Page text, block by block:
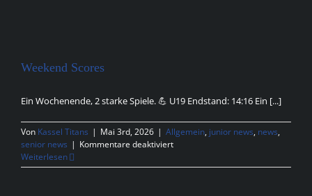
Weekend Scores
Ein Wochenende, 2 starke Spiele. 💪 U19 Endstand: 14:16 Ein [...]
Von Kassel Titans | Mai 3rd, 2026 | Allgemein, junior news, news,
senior news | Kommentare deaktiviertfür
Scores
Weiterlesen